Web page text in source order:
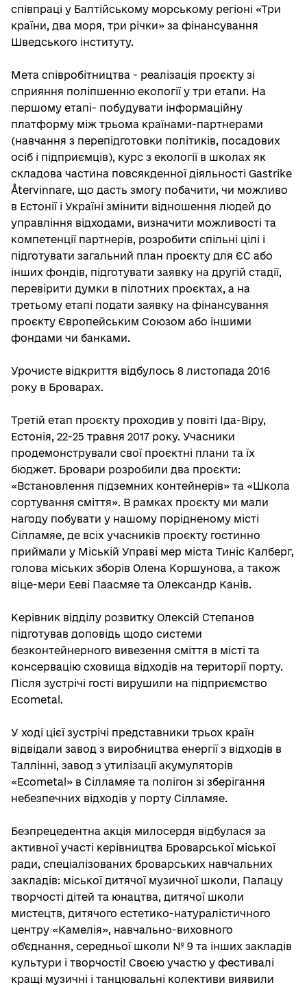
співпраці у Балтійському морському регіоні «Три
країни, два моря, три річки» за фінансування
Шведського інституту.
Мета співробітництва - реалізація проєкту зі
сприяння поліпшенню екології у три етапи. На
першому етапі- побудувати інформаційну
платформу між трьома країнами-партнерами
(навчання з перепідготовки політиків, посадових
осіб і підприємців), курс з екології в школах як
складова частина повсякденної діяльності Gastrike
Återvinnare, що дасть змогу побачити, чи можливо
в Естонії і Україні змінити відношення людей до
управління відходами, визначити можливості та
компетенції партнерів, розробити спільні цілі і
підготувати загальний план проєкту для ЄС або
інших фондів, підготувати заявку на другій стадії,
перевірити думки в пілотних проєктах, а на
третьому етапі подати заявку на фінансування
проєкту Європейським Союзом або іншими
фондами чи банками.
Урочисте відкриття відбулось 8 листопада 2016
року в Броварах.
Третій етап проєкту проходив у повіті Іда-Віру,
Естонія, 22-25 травня 2017 року. Учасники
продемонстрували свої проєктні плани та їх
бюджет. Бровари розробили два проєкти:
«Встановлення підземних контейнерів» та «Школа
сортування сміття». В рамках проєкту ми мали
нагоду побувати у нашому порідненому місті
Сілламяе, де всіх учасників проєкту гостинно
приймали у Міській Управі мер міста Тиніс Калберг,
голова міських зборів Олена Коршунова, а також
віце-мери Ееві Паасмяе та Олександр Канів.
Керівник відділу розвитку Олексій Степанов
підготував доповідь щодо системи
безконтейнерного вивезення сміття в місті та
консервацію сховища відходів на території порту.
Після зустрічі гості вирушили на підприємство
Ecometal.
У ході цієї зустрічі представники трьох країн
відвідали завод з виробництва енергії з відходів в
Таллінні, завод з утилізації акумуляторів
«Ecometal» в Сілламяе та полігон зі зберігання
небезпечних відходів у порту Сілламяе.
Безпрецедентна акція милосердя відбулася за
активної участі керівництва Броварської міської
ради, спеціалізованих броварських навчальних
закладів: міської дитячої музичної школи, Палацу
творчості дітей та юнацтва, дитячої школи
мистецтв, дитячого естетико-натуралістичного
центру «Камелія», навчально-виховного
об'єднання, середньої школи № 9 та інших закладів
культури і творчості! Своєю участю у фестивалі
кращі музичні і танцювальні колективи виявили